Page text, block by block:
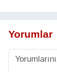
Yorumlar